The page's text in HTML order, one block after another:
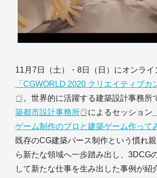
11月7日（土）・8日（日）にオンライ
「CGWORLD 2020 クリエイティブカ
。世界的に活躍する建築設計事務所
築都市設計事務所
によるセッション
ゲーム制作のプロと建築ゲーム作って
既存のCG建築パース制作という慣れ
ら新たな領域へ一歩踏み出し、3DCG
して新たな仕事を生み出した事例が紹